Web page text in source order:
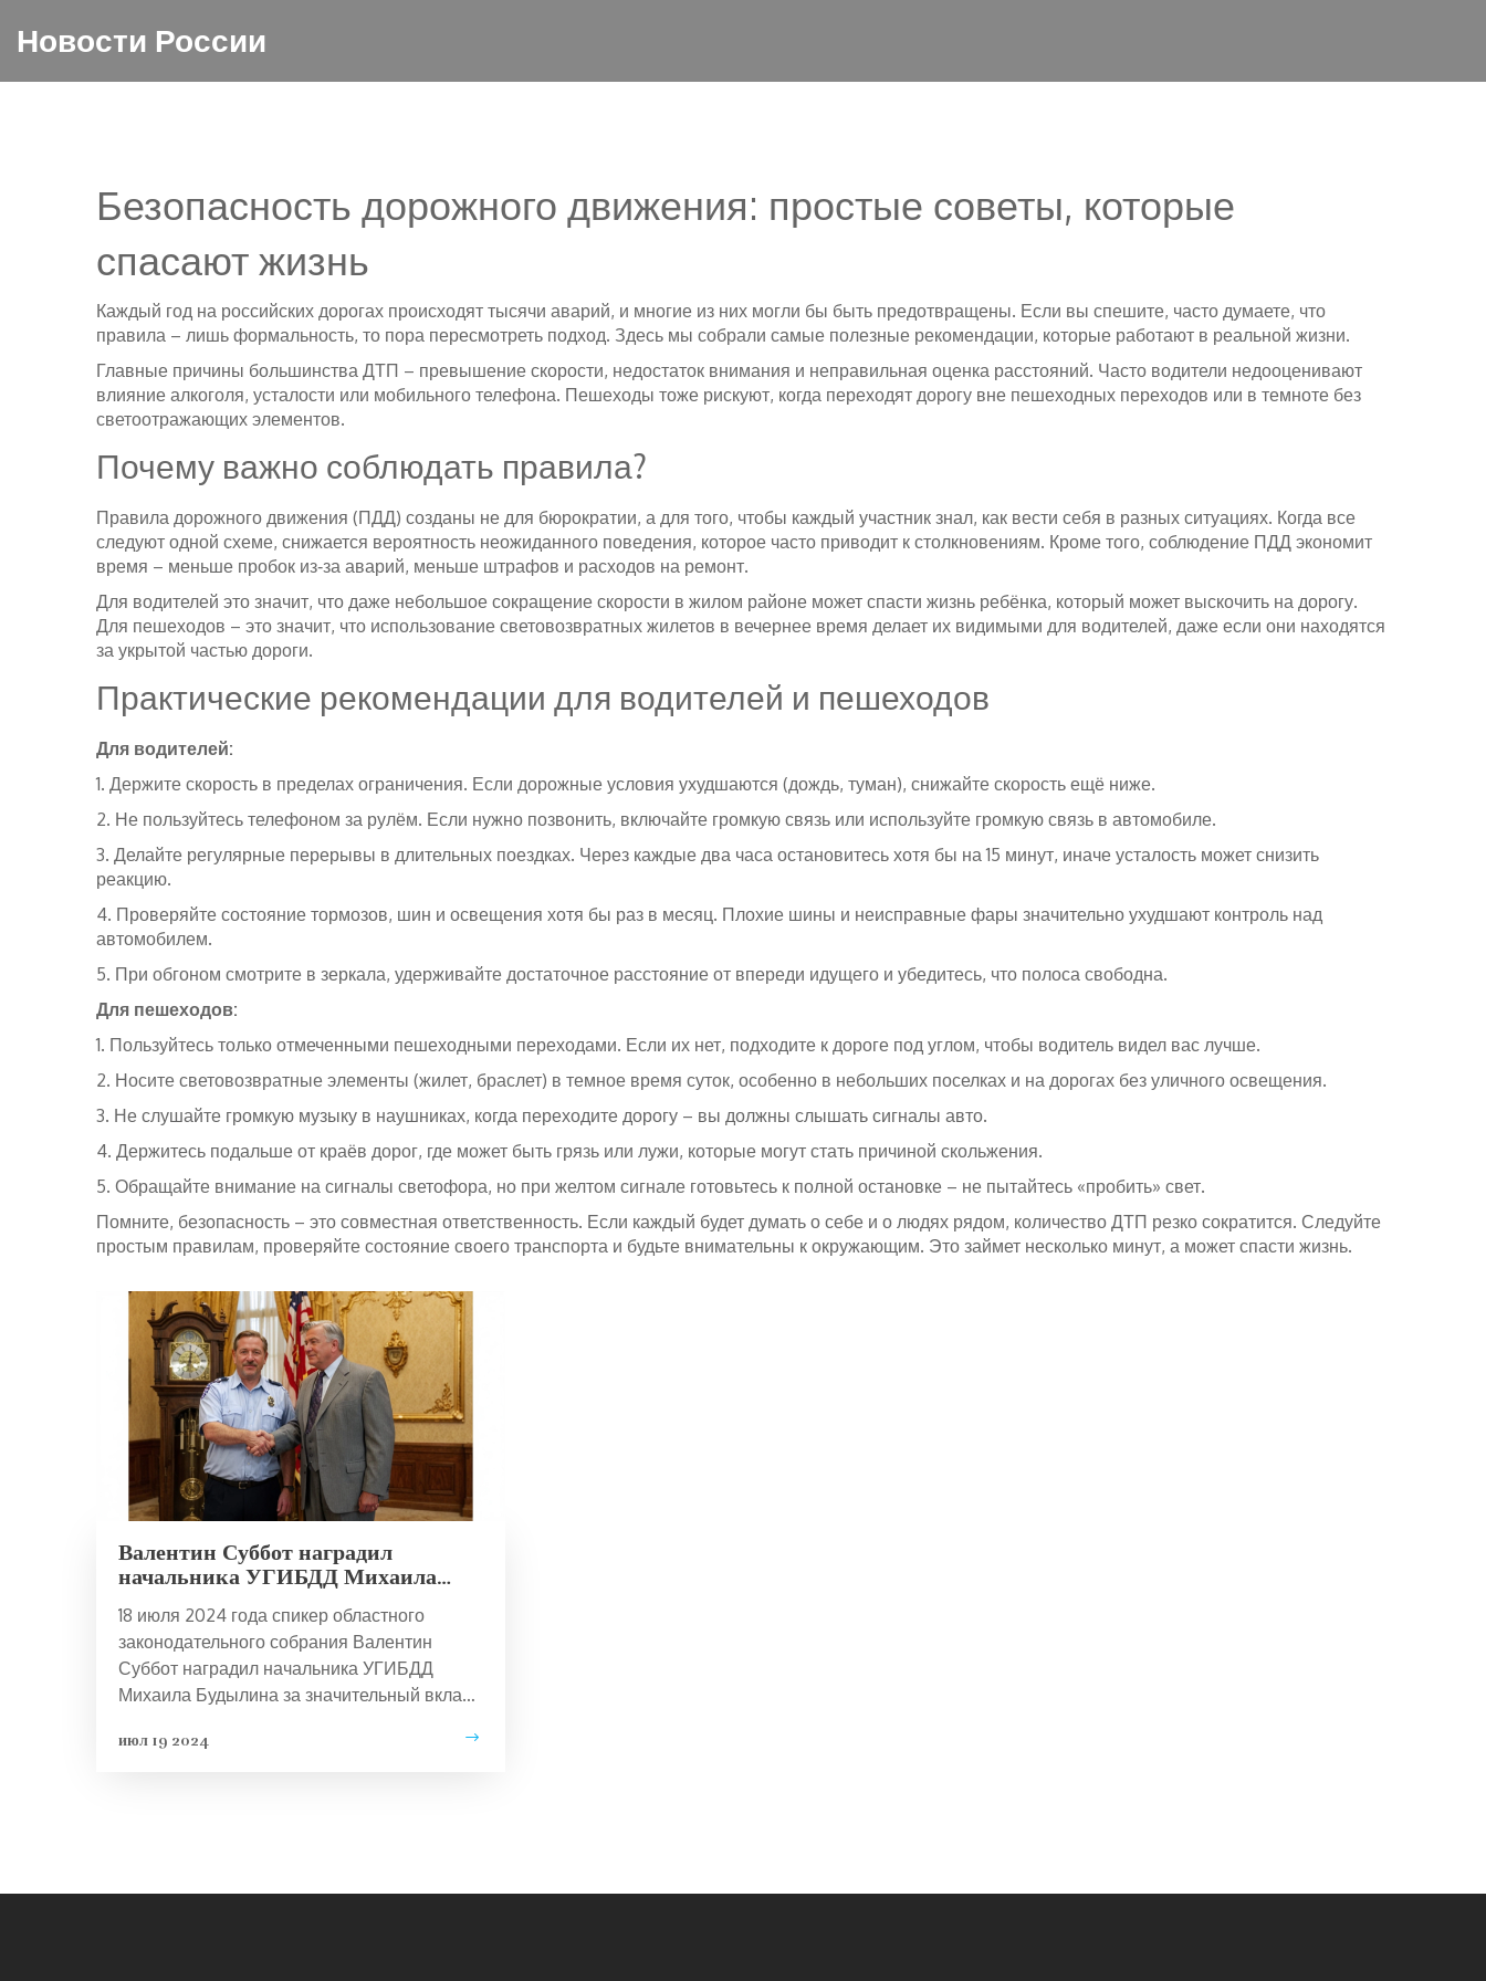
Новости России
Безопасность дорожного движения: простые советы, которые
спасают жизнь
Каждый год на российских дорогах происходят тысячи аварий, и многие из них могли бы быть предотвращены. Если вы спешите, часто думаете, что
правила – лишь формальность, то пора пересмотреть подход. Здесь мы собрали самые полезные рекомендации, которые работают в реальной жизни.
Главные причины большинства ДТП – превышение скорости, недостаток внимания и неправильная оценка расстояний. Часто водители недооценивают
влияние алкоголя, усталости или мобильного телефона. Пешеходы тоже рискуют, когда переходят дорогу вне пешеходных переходов или в темноте без
светоотражающих элементов.
Почему важно соблюдать правила?
Правила дорожного движения (ПДД) созданы не для бюрократии, а для того, чтобы каждый участник знал, как вести себя в разных ситуациях. Когда все
следуют одной схеме, снижается вероятность неожиданного поведения, которое часто приводит к столкновениям. Кроме того, соблюдение ПДД экономит
время – меньше пробок из‑за аварий, меньше штрафов и расходов на ремонт.
Для водителей это значит, что даже небольшое сокращение скорости в жилом районе может спасти жизнь ребёнка, который может выскочить на дорогу.
Для пешеходов – это значит, что использование световозвратных жилетов в вечернее время делает их видимыми для водителей, даже если они находятся
за укрытой частью дороги.
Практические рекомендации для водителей и пешеходов
Для водителей:
1. Держите скорость в пределах ограничения. Если дорожные условия ухудшаются (дождь, туман), снижайте скорость ещё ниже.
2. Не пользуйтесь телефоном за рулём. Если нужно позвонить, включайте громкую связь или используйте громкую связь в автомобиле.
3. Делайте регулярные перерывы в длительных поездках. Через каждые два часа остановитесь хотя бы на 15 минут, иначе усталость может снизить
реакцию.
4. Проверяйте состояние тормозов, шин и освещения хотя бы раз в месяц. Плохие шины и неисправные фары значительно ухудшают контроль над
автомобилем.
5. При обгоном смотрите в зеркала, удерживайте достаточное расстояние от впереди идущего и убедитесь, что полоса свободна.
Для пешеходов:
1. Пользуйтесь только отмеченными пешеходными переходами. Если их нет, подходите к дороге под углом, чтобы водитель видел вас лучше.
2. Носите световозвратные элементы (жилет, браслет) в темное время суток, особенно в небольших поселках и на дорогах без уличного освещения.
3. Не слушайте громкую музыку в наушниках, когда переходите дорогу – вы должны слышать сигналы авто.
4. Держитесь подальше от краёв дорог, где может быть грязь или лужи, которые могут стать причиной скольжения.
5. Обращайте внимание на сигналы светофора, но при желтом сигнале готовьтесь к полной остановке – не пытайтесь «пробить» свет.
Помните, безопасность – это совместная ответственность. Если каждый будет думать о себе и о людях рядом, количество ДТП резко сократится. Следуйте
простым правилам, проверяйте состояние своего транспорта и будьте внимательны к окружающим. Это займет несколько минут, а может спасти жизнь.
Валентин Суббот наградил
начальника УГИБДД Михаила
Будылина за вклад в безопасность
дорожного движения
18 июля 2024 года спикер областного
законодательного собрания Валентин
Суббот наградил начальника УГИБДД
Михаила Будылина за значительный вклад
движения. Встреча подчеркнула важность
июл 19 2024